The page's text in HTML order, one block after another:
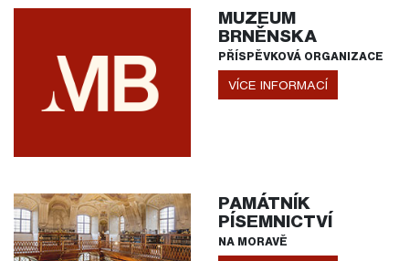
MUZEUM
BRNĚNSKA
PŘÍSPĚVKOVÁ ORGANIZACE
VÍCE INFORMACÍ
PAMÁTNÍK
PÍSEMNICTVÍ
NA MORAVĚ